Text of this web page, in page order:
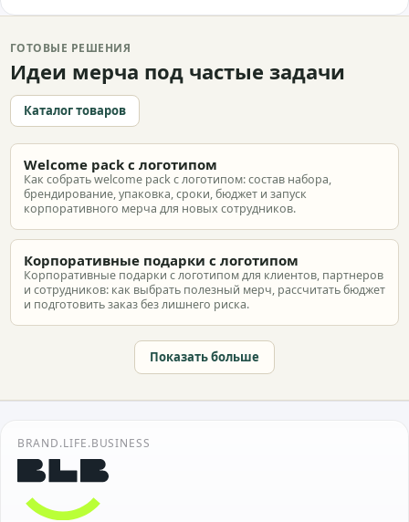
ГОТОВЫЕ РЕШЕНИЯ
Идеи мерча под частые задачи
Каталог товаров
Welcome pack с логотипом
Как собрать welcome pack с логотипом: состав набора,
брендирование, упаковка, сроки, бюджет и запуск
корпоративного мерча для новых сотрудников.
Корпоративные подарки с логотипом
Корпоративные подарки с логотипом для клиентов, партнеров
и сотрудников: как выбрать полезный мерч, рассчитать бюджет
и подготовить заказ без лишнего риска.
Показать больше
BRAND.LIFE.BUSINESS